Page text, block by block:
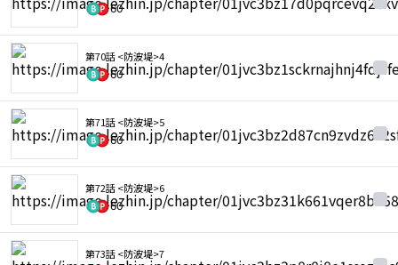
60
第70話 <防波堤>4
60
第71話 <防波堤>5
60
第72話 <防波堤>6
60
第73話 <防波堤>7